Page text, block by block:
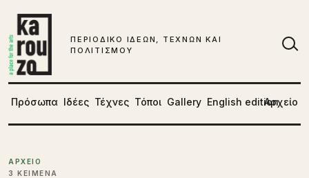
ΠΕΡΙΟΔΙΚΟ ΙΔΕΩΝ, ΤΕΧΝΩΝ ΚΑΙ
ΠΟΛΙΤΙΣΜΟΥ
Πρόσωπα Ιδέες Τέχνες Τόποι Gallery English editionΑρχείο
ΑΡΧΕΙΟ
3 ΚΕΙΜΕΝΑ